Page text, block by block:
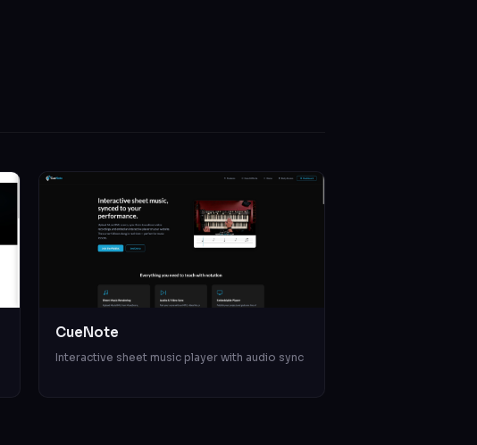
CueNote
Interactive sheet music player with audio sync